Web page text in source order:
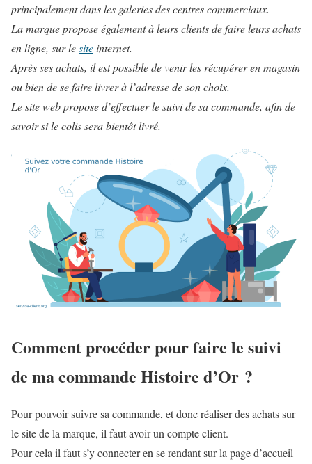
principalement dans les galeries des centres commerciaux.
La marque propose également à leurs clients de faire leurs achats
en ligne, sur lesite internet.
Après ses achats, il est possible de venir les récupérer en magasin
ou bien de se faire livrer à l’adresse de son choix.
Le site web propose d’effectuer le suivi de sa commande, afin de
savoir si le colis sera bientôt livré.
Comment procéder pour faire le suivi
de ma commande Histoire d’Or ?
Pour pouvoir suivre sa commande, et donc réaliser des achats sur
le site de la marque, il faut avoir un compte client.
Pour cela il faut s’y connecter en se rendant sur la page d’accueil